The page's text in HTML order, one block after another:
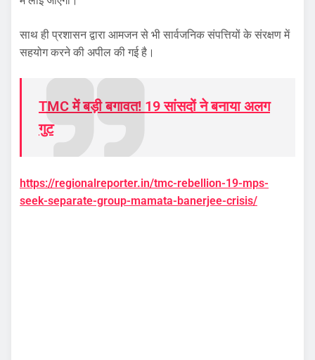
साथ ही प्रशासन द्वारा आमजन से भी सार्वजनिक संपत्तियों के संरक्षण में
सहयोग करने की अपील की गई है।
TMC में बड़ी बगावत! 19 सांसदों ने बनाया अलग
गुट
https://regionalreporter.in/tmc-rebellion-19-mps-
seek-separate-group-mamata-banerjee-crisis/